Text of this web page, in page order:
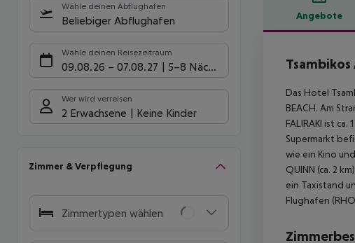
Wähle deinen Abflughafen
Beliebiger Abflughafen
Wähle deinen Reisezeitraum
09.08.26 – 07.08.27 5-8 Nächte
Wer wird verreisen
2 Erwachsene Keine Kinder
Zimmer & Verpflegung
Zimmertypen wählen
Angebote
Das Hotel
BEACH. Am
FALIRAKI ist
Supermarkt
wie ein Kino
QUINN (ca. 2
ein Taxistand
Flughafen